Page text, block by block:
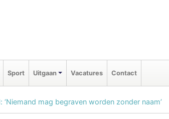
Sport Uitgaan Vacatures Contact
mag begraven worden zonder naam’